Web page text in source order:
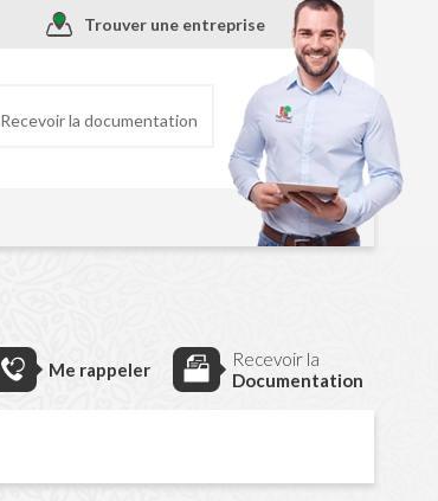
Trouver une entreprise
Recevoir la documentation
Me rappeler
Recevoir la
Documentation